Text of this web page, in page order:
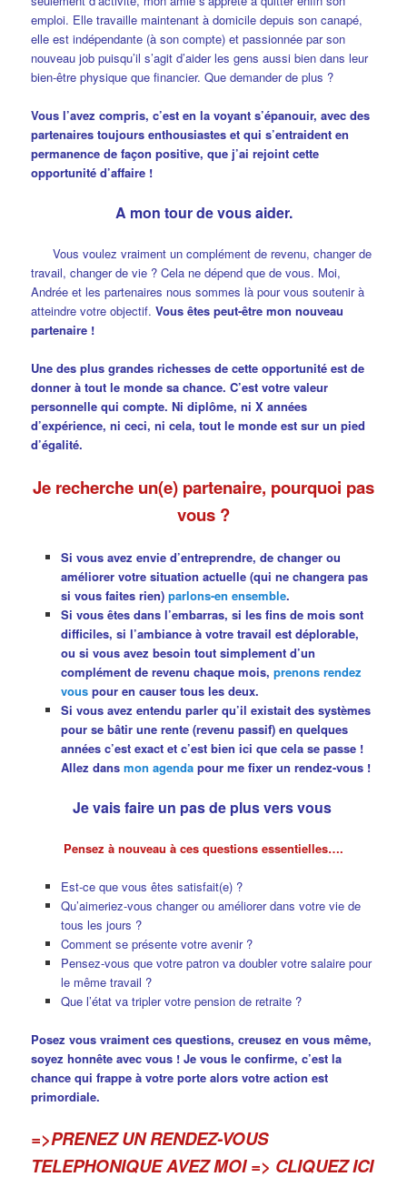
emploi. Elle travaille maintenant à domicile depuis son canapé,
elle est indépendante (à son compte) et passionnée par son
nouveau job puisqu’il s’agit d’aider les gens aussi bien dans leur
bien-être physique que financier. Que demander de plus ?
Vous l’avez compris, c’est en la voyant s’épanouir, avec des
partenaires toujours enthousiastes et qui s’entraident en
permanence de façon positive, que j’ai rejoint cette
opportunité d’affaire !
A mon tour de vous aider.
Vous voulez vraiment un complément de revenu, changer de
travail, changer de vie ? Cela ne dépend que de vous. Moi,
Andrée et les partenaires nous sommes là pour vous soutenir à
atteindre votre objectif.Vous êtes peut-être mon nouveau
partenaire !
Une des plus grandes richesses de cette opportunité est de
donner à tout le monde sa chance. C’est votre valeur
personnelle qui compte. Ni diplôme, ni X années
d’expérience, ni ceci, ni cela, tout le monde est sur un pied
d’égalité.
Je recherche un(e) partenaire, pourquoi pas
vous ?
Si vous avez envie d’entreprendre, de changer ou
améliorer votre situation actuelle (qui ne changera pas
si vous faites rien) parlons-en ensemble.
Si vous êtes dans l’embarras, si les fins de mois sont
difficiles, si l’ambiance à votre travail est déplorable,
ou si vous avez besoin tout simplement d’un
complément de revenu chaque mois, prenons rendez
vouspour en causer tous les deux.
Si vous avez entendu parler qu’il existait des systèmes
pour se bâtir une rente (revenu passif) en quelques
années c’est exact et c’est bien ici que cela se passe !
Allez dans mon agendapour me fixer un rendez-vous !
Je vais faire un pas de plus vers vous
Pensez à nouveau à ces questions essentielles….
Est-ce que vous êtes satisfait(e) ?
Qu’aimeriez-vous changer ou améliorer dans votre vie de
tous les jours ?
Comment se présente votre avenir ?
Pensez-vous que votre patron va doubler votre salaire pour
le même travail ?
Que l’état va tripler votre pension de retraite ?
Posez vous vraiment ces questions, creusez en vous même,
soyez honnête avec vous ! Je vous le confirme, c’est la
chance qui frappe à votre porte alors votre action est
primordiale.
=>PRENEZ UN RENDEZ-VOUS
TELEPHONIQUE AVEZ MOI => CLIQUEZ ICI